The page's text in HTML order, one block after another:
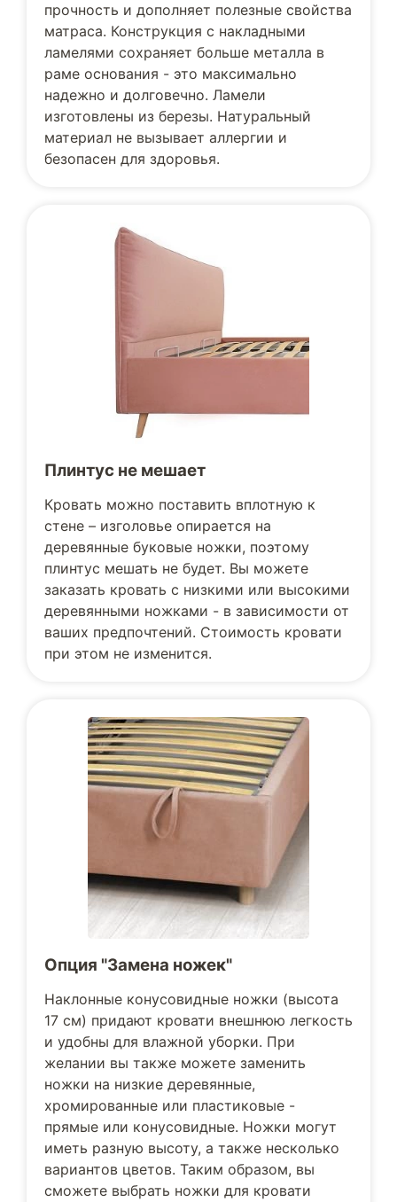
прочность и дополняет полезные свойства
матраса. Конструкция с накладными
ламелями сохраняет больше металла в
раме основания - это максимально
надежно и долговечно. Ламели
изготовлены из березы. Натуральный
материал не вызывает аллергии и
безопасен для здоровья.
Плинтус не мешает
Кровать можно поставить вплотную к
стене – изголовье опирается на
деревянные буковые ножки, поэтому
плинтус мешать не будет. Вы можете
заказать кровать с низкими или высокими
деревянными ножками - в зависимости от
ваших предпочтений. Стоимость кровати
при этом не изменится.
Опция "Замена ножек"
Наклонные конусовидные ножки (высота
17 см) придают кровати внешнюю легкость
и удобны для влажной уборки. При
желании вы также можете заменить
ножки на низкие деревянные,
хромированные или пластиковые -
прямые или конусовидные. Ножки могут
иметь разную высоту, а также несколько
вариантов цветов. Таким образом, вы
сможете выбрать ножки для кровати